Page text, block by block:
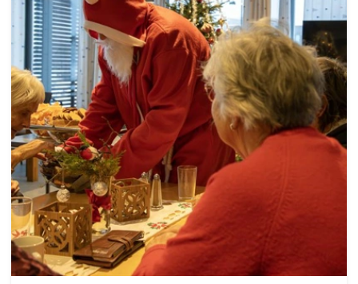
senter som har betydd enormt for
lokalsamfunnet i søndre del av kommunen.